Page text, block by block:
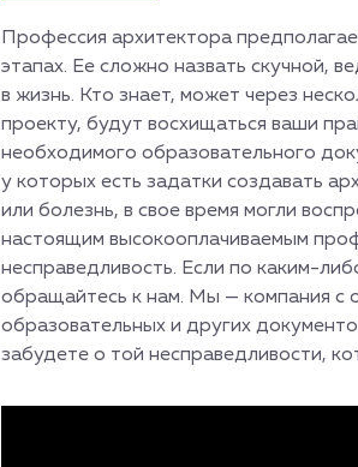
Профессия архитектора
этапах. Ее сложно назвать скучной,
в жизнь. Кто знает, может через
проекту, будут восхищаться ваши
необходимого образовательного
у которых есть задатки создавать
или болезнь, в свое время могли
настоящим высокооплачиваемым
несправедливость. Если по каким-
обращайтесь к нам. Мы — компания с
образовательных и других
забудете о той несправедливости,